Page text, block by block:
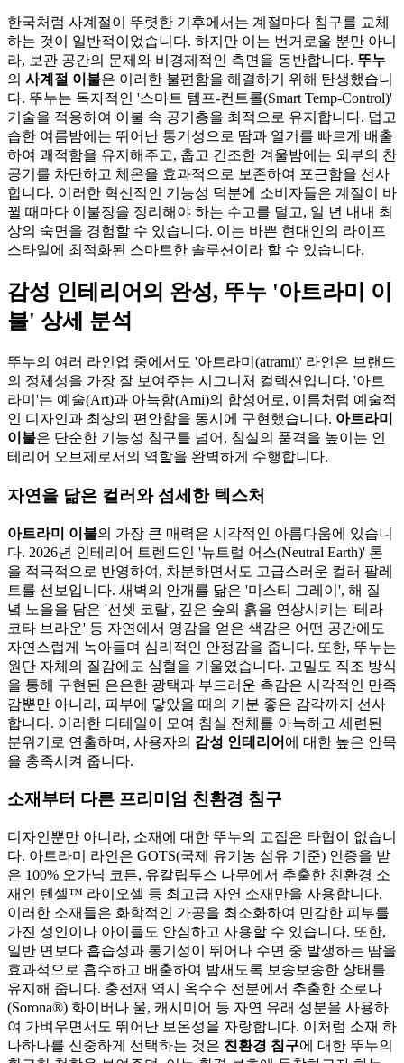
한국처럼 사계절이 뚜렷한 기후에서는 계절마다 침구를 교체
하는 것이 일반적이었습니다. 하지만 이는 번거로울 뿐만 아니
라, 보관 공간의 문제와 비경제적인 측면을 동반합니다. 뚜누
의 사계절 이불은 이러한 불편함을 해결하기 위해 탄생했습니
다. 뚜누는 독자적인 '스마트 템프-컨트롤(Smart Temp-Control)'
기술을 적용하여 이불 속 공기층을 최적으로 유지합니다. 덥고
습한 여름밤에는 뛰어난 통기성으로 땀과 열기를 빠르게 배출
하여 쾌적함을 유지해주고, 춥고 건조한 겨울밤에는 외부의 찬
공기를 차단하고 체온을 효과적으로 보존하여 포근함을 선사
합니다. 이러한 혁신적인 기능성 덕분에 소비자들은 계절이 바
뀔 때마다 이불장을 정리해야 하는 수고를 덜고, 일 년 내내 최
상의 숙면을 경험할 수 있습니다. 이는 바쁜 현대인의 라이프
스타일에 최적화된 스마트한 솔루션이라 할 수 있습니다.
감성 인테리어의 완성, 뚜누 '아트라미 이
불' 상세 분석
뚜누의 여러 라인업 중에서도 '아트라미(atrami)' 라인은 브랜드
의 정체성을 가장 잘 보여주는 시그니처 컬렉션입니다. '아트
라미'는 예술(Art)과 아늑함(Ami)의 합성어로, 이름처럼 예술적
인 디자인과 최상의 편안함을 동시에 구현했습니다. 아트라미
이불은 단순한 기능성 침구를 넘어, 침실의 품격을 높이는 인
테리어 오브제로서의 역할을 완벽하게 수행합니다.
자연을 닮은 컬러와 섬세한 텍스처
아트라미 이불의 가장 큰 매력은 시각적인 아름다움에 있습니
다. 2026년 인테리어 트렌드인 '뉴트럴 어스(Neutral Earth)' 톤
을 적극적으로 반영하여, 차분하면서도 고급스러운 컬러 팔레
트를 선보입니다. 새벽의 안개를 닮은 '미스티 그레이', 해 질
녘 노을을 담은 '선셋 코랄', 깊은 숲의 흙을 연상시키는 '테라
코타 브라운' 등 자연에서 영감을 얻은 색감은 어떤 공간에도
자연스럽게 녹아들며 심리적인 안정감을 줍니다. 또한, 뚜누는
원단 자체의 질감에도 심혈을 기울였습니다. 고밀도 직조 방식
을 통해 구현된 은은한 광택과 부드러운 촉감은 시각적인 만족
감뿐만 아니라, 피부에 닿았을 때의 기분 좋은 감각까지 선사
합니다. 이러한 디테일이 모여 침실 전체를 아늑하고 세련된
분위기로 연출하며, 사용자의 감성 인테리어 에 대한 높은 안목
을 충족시켜 줍니다.
소재부터 다른 프리미엄 친환경 침구
디자인뿐만 아니라, 소재에 대한 뚜누의 고집은 타협이 없습니
다. 아트라미 라인은 GOTS(국제 유기농 섬유 기준) 인증을 받
은 100% 오가닉 코튼, 유칼립투스 나무에서 추출한 친환경 소
재인 텐셀™ 라이오셀 등 최고급 자연 소재만을 사용합니다.
이러한 소재들은 화학적인 가공을 최소화하여 민감한 피부를
가진 성인이나 아이들도 안심하고 사용할 수 있습니다. 또한,
일반 면보다 흡습성과 통기성이 뛰어나 수면 중 발생하는 땀을
효과적으로 흡수하고 배출하여 밤새도록 보송보송한 상태를
유지해 줍니다. 충전재 역시 옥수수 전분에서 추출한 소로나
(Sorona®) 화이버나 울, 캐시미어 등 자연 유래 성분을 사용하
여 가벼우면서도 뛰어난 보온성을 자랑합니다. 이처럼 소재 하
나하나를 신중하게 선택하는 것은 친환경 침구에 대한 뚜누의